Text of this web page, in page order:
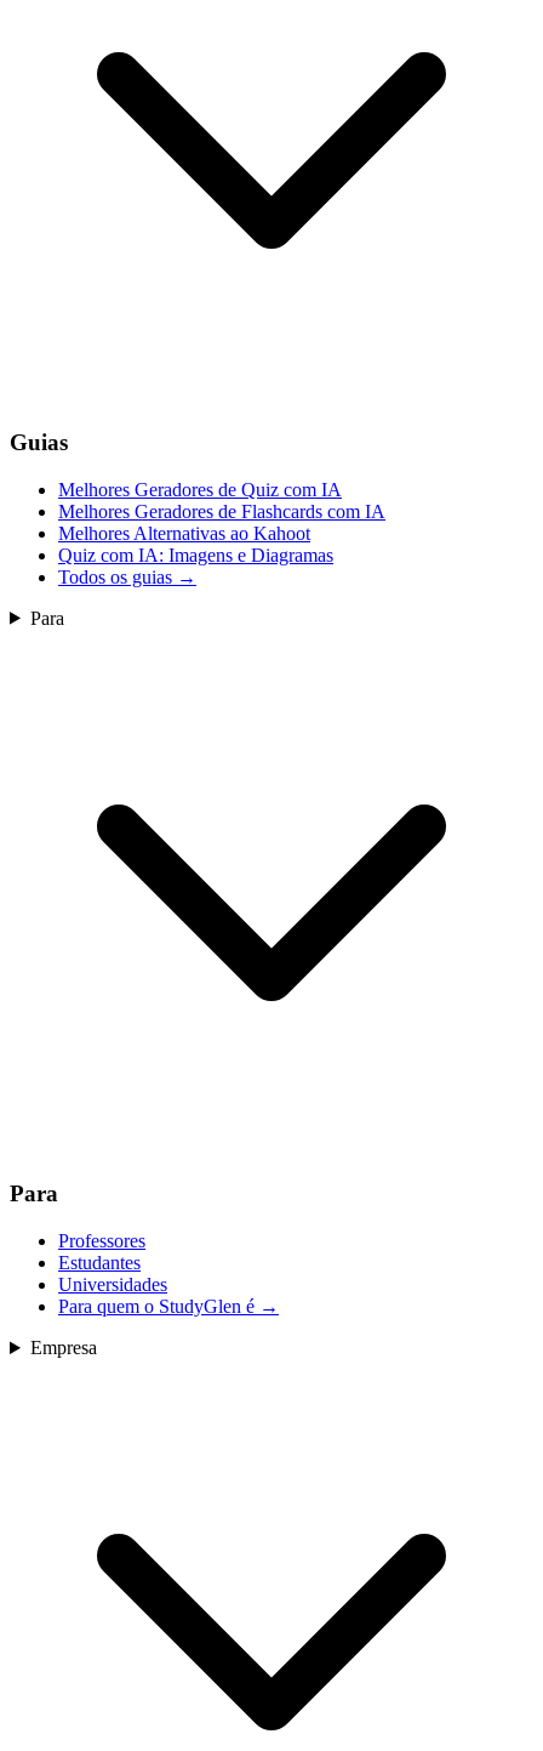
Guias
Melhores Geradores de Quiz com IA
Melhores Geradores de Flashcards com IA
Melhores Alternativas ao Kahoot
Quiz com IA: Imagens e Diagramas
Todos os guias →
Para
Para
Professores
Estudantes
Universidades
Para quem o StudyGlen é →
Empresa